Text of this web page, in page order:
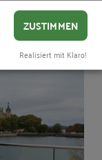
ZUSTIMMEN
Realisiert mit Klaro!